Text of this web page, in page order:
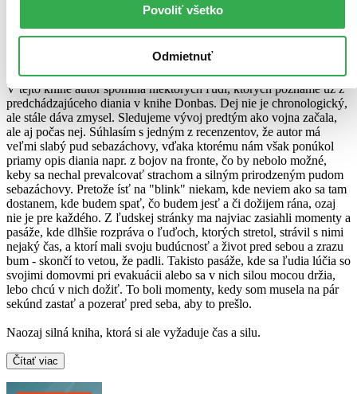
Povoliť všetko
Odmietnuť
Túto knihu som čítala ako akési pokračovanie knihy Donbas od
toho istého autora. Mnoho udalostí sa udialo bohužiaľ už pred
pochopenie súvislostí je dobré čítať tieto knihy v tomto poradí.
V tejto knihe autor spomína niektorých ľudí, ktorých poznáme už z
predchádzajúceho diania v knihe Donbas. Dej nie je chronologický,
ale stále dáva zmysel. Sledujeme vývoj predtým ako vojna začala,
ale aj počas nej. Súhlasím s jedným z recenzentov, že autor má
veľmi slabý pud sebazáchovy, vďaka ktorému nám však ponúkol
priamy opis diania napr. z bojov na fronte, čo by nebolo možné,
keby sa nechal prevalcovať strachom a silným prirodzeným pudom
sebazáchovy. Pretože ísť na "blink" niekam, kde neviem ako sa tam
dostanem, kde budem spať, čo budem jesť a či dožijem rána, ozaj
nie je pre každého. Z ľudskej stránky ma najviac zasiahli momenty a
pasáže, kde dlhšie rozpráva o ľuďoch, ktorých stretol, strávil s nimi
nejaký čas, a ktorí mali svoju budúcnosť a život pred sebou a zrazu
bum - skončí to vetou, že padli. Takisto pasáže, kde sa ľudia lúčia so
svojimi domovmi pri evakuácii alebo sa v nich silou mocou držia,
lebo chcú v nich dožiť. To boli momenty, kedy som musela na pár
sekúnd zastať a pozerať pred seba, aby to prešlo.
Naozaj silná kniha, ktorá si ale vyžaduje čas a silu.
Čítať viac